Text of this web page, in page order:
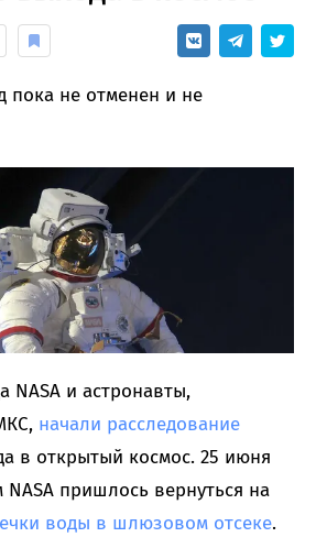
пока не отменен и не
NASA и астронавты,
начали расследование
в открытый космос. 25 июня
NASA пришлось вернуться на
воды в шлюзовом отсеке.